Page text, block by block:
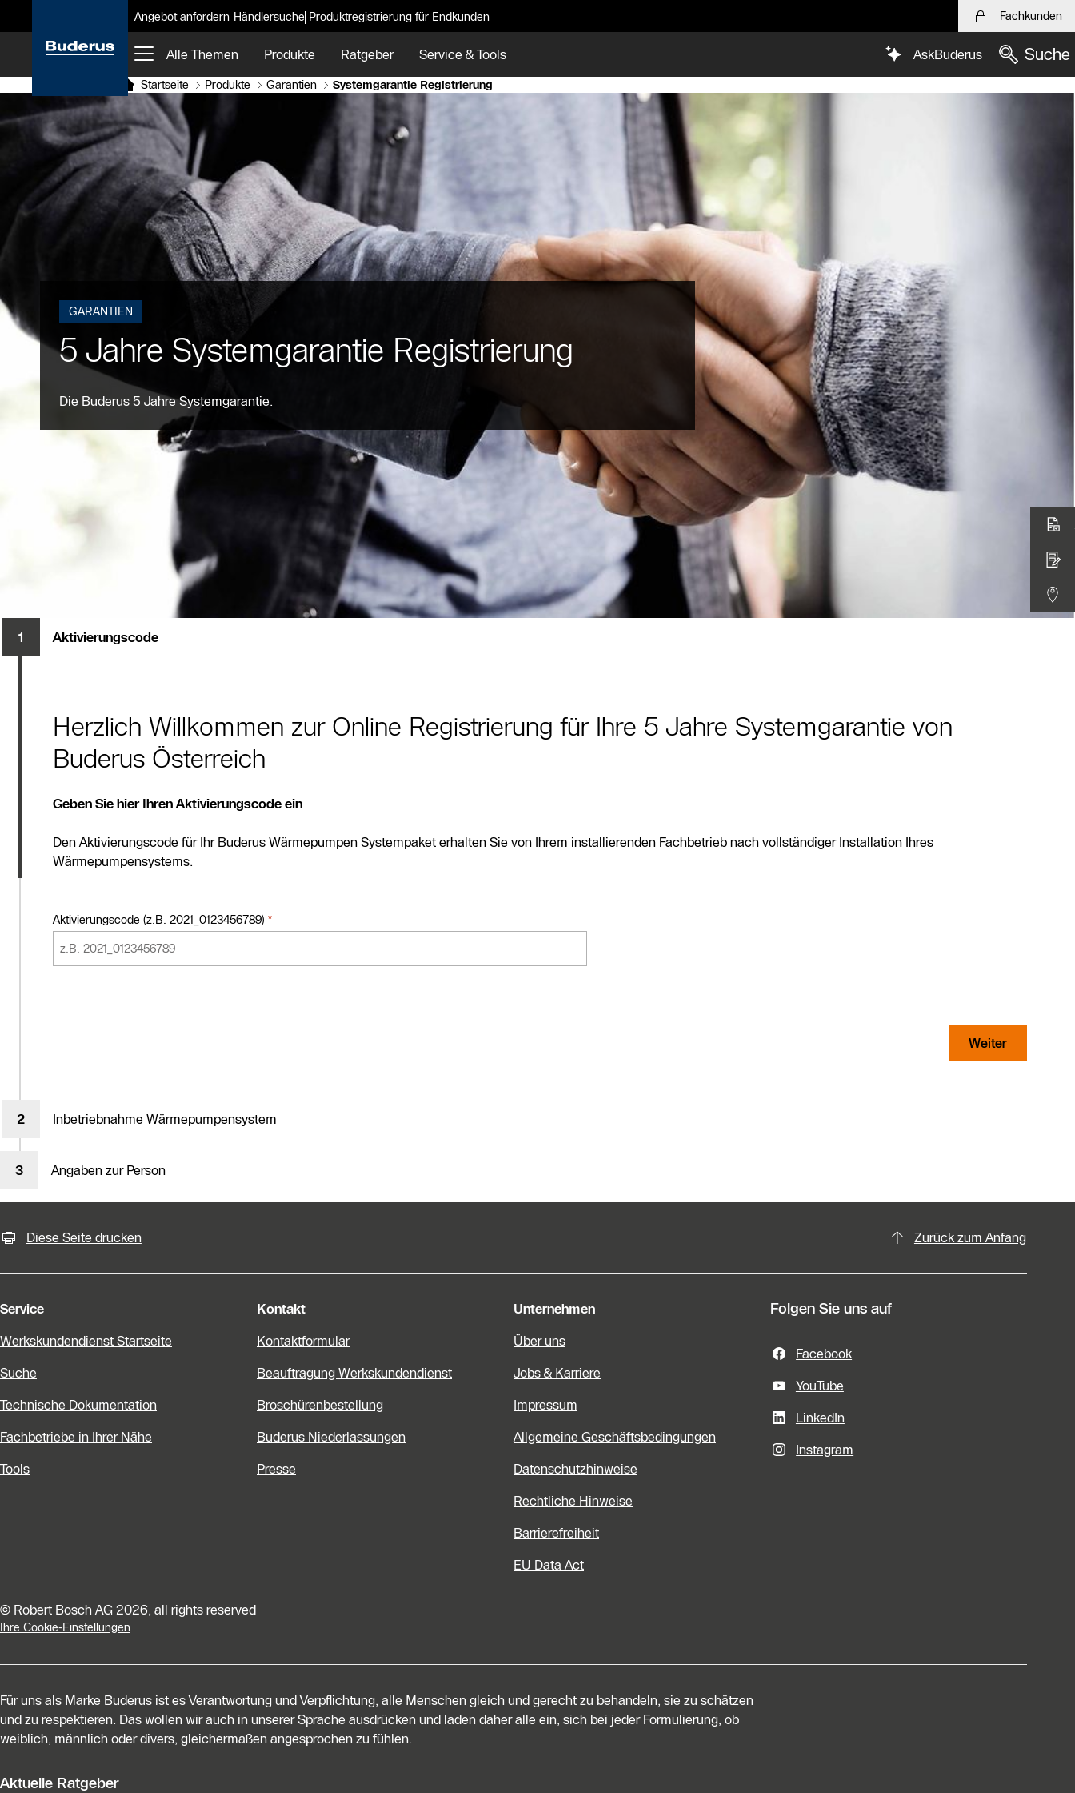
Angebot anfordern Händlersuche Produktregistrierung für Endkunden Fachkunden
Alle Themen Produkte Ratgeber Service & Tools AskBuderus Suche
Startseite Produkte Garantien Systemgarantie Registrierung
GARANTIEN
5 Jahre Systemgarantie Registrierung
Die Buderus 5 Jahre Systemgarantie.
Aktivierungscode
Herzlich Willkommen zur Online Registrierung für Ihre 5 Jahre Systemgarantie von
Buderus Österreich
Geben Sie hier Ihren Aktivierungscode ein
Den Aktivierungscode für Ihr Buderus Wärmepumpen Systempaket erhalten Sie von Ihrem installierenden Fachbetrieb nach vollständiger Installation Ihres
Wärmepumpensystems.
Aktivierungscode (z.B. 2021_0123456789) *
Weiter
Inbetriebnahme Wärmepumpensystem
Angaben zur Person
Diese Seite drucken Zurück zum Anfang
Service
Werkskundendienst Startseite
Suche
Technische Dokumentation
Fachbetriebe in Ihrer Nähe
Tools
Kontakt
Kontaktformular
Beauftragung Werkskundendienst
Broschürenbestellung
Buderus Niederlassungen
Presse
Unternehmen
Über uns
Jobs & Karriere
Impressum
Allgemeine Geschäftsbedingungen
Datenschutzhinweise
Rechtliche Hinweise
Barrierefreiheit
EU Data Act
Folgen Sie uns auf
Facebook
YouTube
LinkedIn
Instagram
© Robert Bosch AG 2026, all rights reserved
Ihre Cookie-Einstellungen
Für uns als Marke Buderus ist es Verantwortung und Verpflichtung, alle Menschen gleich und gerecht zu behandeln, sie zu schätzen
und zu respektieren. Das wollen wir auch in unserer Sprache ausdrücken und laden daher alle ein, sich bei jeder Formulierung, ob
weiblich, männlich oder divers, gleichermaßen angesprochen zu fühlen.
Aktuelle Ratgeber